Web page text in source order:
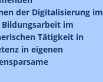
der Digitalisierung im
im
Tätigkeit in
in eigenen